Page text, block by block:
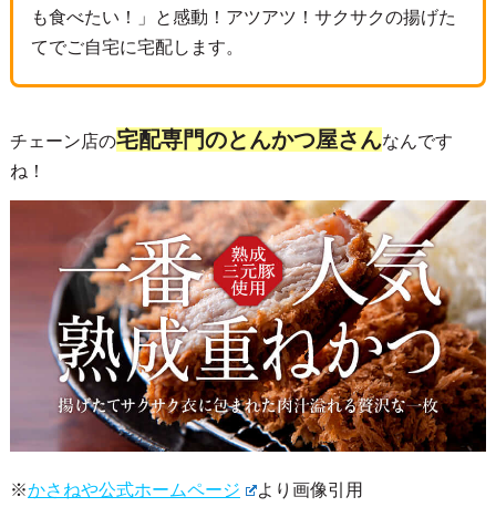
も食べたい！」と感動！アツアツ！サクサクの揚げた
てでご自宅に宅配します。
チェーン店の宅配専門のとんかつ屋さんなんです
ね！
※かさねや公式ホームページ
より画像引用